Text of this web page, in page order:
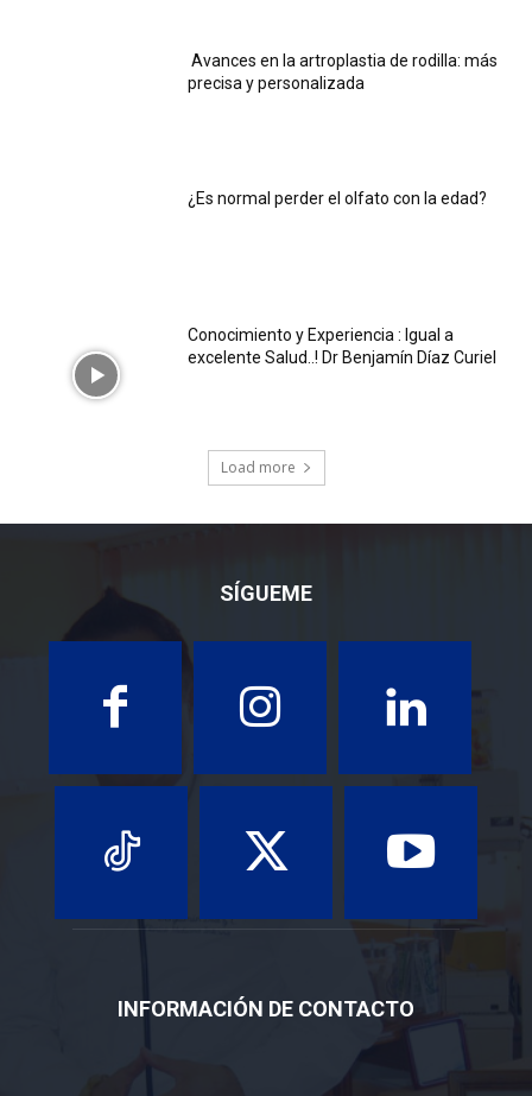
Avances en la artroplastia de rodilla: más
precisa y personalizada
¿Es normal perder el olfato con la edad?
Conocimiento y Experiencia : Igual a
excelente Salud..! Dr Benjamín Díaz Curiel
Load more
SÍGUEME
INFORMACIÓN DE CONTACTO